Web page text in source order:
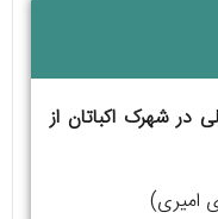
شهرک اکباتان از
امیری)